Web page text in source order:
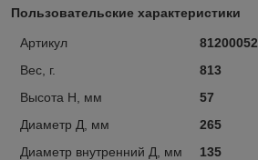
Пользовательские характеристики
Артикул
81200052
Вес, г.
813
Высота H, мм
57
Диаметр Д, мм
265
Диаметр внутренний Д, мм
135